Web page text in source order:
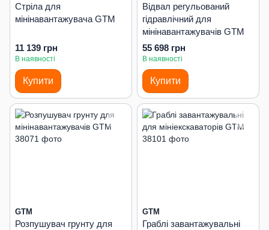
Стріла для
мінінавантажувача GTM
11 139 грн
В наявності
Купити
Відвал регульований
гідравлічний для
мінінавантажувачів GTM
55 698 грн
В наявності
Купити
GTM
Розпушувач грунту для
GTM
Граблі завантажувальні